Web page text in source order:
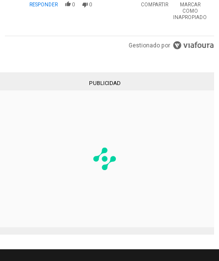
RESPONDER 0 0 COMPARTIR
MARCAR
COMO
INAPROPIADO
Gestionado por
PUBLICIDAD